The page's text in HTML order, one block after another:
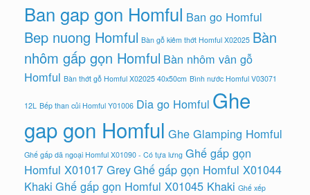
Ban gap gon Homful Ban go Homful
Bep nuong Homful Bàn gỗ kiêm thớt Homful X02025 Bàn
nhôm gấp gọn Homful Bàn nhôm vân gỗ
Homful Bàn thớt gỗ Homful X02025 40x50cm Bình nước Homful V03071
12L Bếp than củi Homful Y01006 Dia go Homful Ghe
gap gon Homful Ghe Glamping Homful
Ghế gấp dã ngoại Homful X01090 - Có tựa lưng Ghế gấp gọn
Homful X01017 GreyGhế gấp gọn Homful X01044
Khaki Ghế gấp gọn Homful X01045 Khaki Ghế xếp